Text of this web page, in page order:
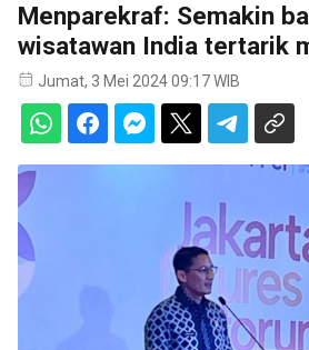
Menparekraf: Semakin
wisatawan India tertarik
Jumat, 3 Mei 2024 09:17 WIB